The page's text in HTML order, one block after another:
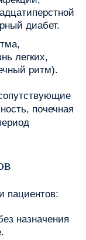
диабет.
легких,
ритм).
почечная
пациентов:
назначения